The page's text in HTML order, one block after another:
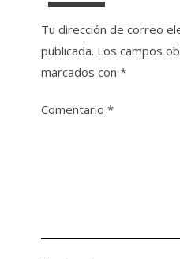
Tu dirección de correo
publicada. Los campos
marcados con*
Comentario*